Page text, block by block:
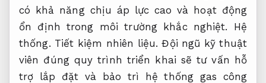
có khả năng chịu áp lực cao và hoạt động
ổn định trong môi trường khắc nghiệt. Hệ
thống. Tiết kiệm nhiên liệu. Đội ngũ kỹ thuật
viên đúng quy trình triển khai sẽ tư vấn hỗ
trợ lắp đặt và bảo trì hệ thống gas công